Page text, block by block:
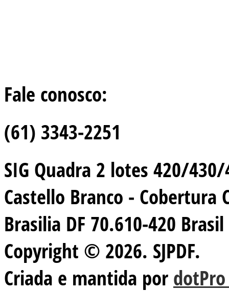
Fale conosco:
(61) 3343-2251
SIG Quadra 2 lotes 420/
Castello Branco - Cobertura
Brasilia DF 70.610-420 Brasil
Copyright © 2026. SJPDF.
Criada e mantida por